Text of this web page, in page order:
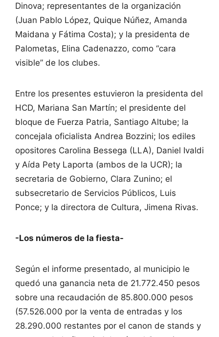
Dinova; representantes de la organización
(Juan Pablo López, Quique Núñez, Amanda
Maidana y Fátima Costa); y la presidenta de
Palometas, Elina Cadenazzo, como “cara
visible” de los clubes.
Entre los presentes estuvieron la presidenta del
HCD, Mariana San Martín; el presidente del
bloque de Fuerza Patria, Santiago Altube; la
concejala oficialista Andrea Bozzini; los ediles
opositores Carolina Bessega (LLA), Daniel Ivaldi
y Aída Pety Laporta (ambos de la UCR); la
secretaria de Gobierno, Clara Zunino; el
subsecretario de Servicios Públicos, Luis
Ponce; y la directora de Cultura, Jimena Rivas.
-Los números de la fiesta-
Según el informe presentado, al municipio le
quedó una ganancia neta de 21.772.450 pesos
sobre una recaudación de 85.800.000 pesos
(57.526.000 por la venta de entradas y los
28.290.000 restantes por el canon de stands y